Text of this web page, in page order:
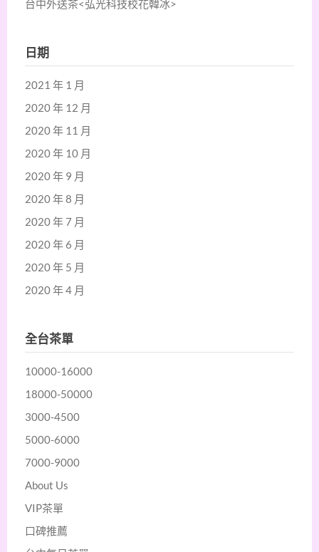
台中外送茶<弘光科技校花韓冰>
日期
2021 年 1 月
2020 年 12 月
2020 年 11 月
2020 年 10 月
2020 年 9 月
2020 年 8 月
2020 年 7 月
2020 年 6 月
2020 年 5 月
2020 年 4 月
全台茶單
10000-16000
18000-50000
3000-4500
5000-6000
7000-9000
About Us
VIP茶單
口碑推薦